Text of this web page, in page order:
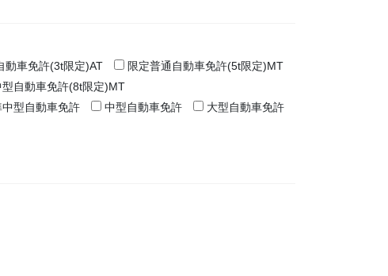
動車免許(3t限定)AT
限定普通自動車免許(5t限定)MT
型自動車免許(8t限定)MT
中型自動車免許 中型自動車免許
大型自動車免許